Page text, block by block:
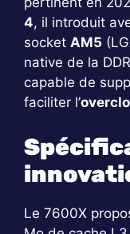
4, il introduit
socket AM5
native de la
capable de
faciliter l’
Le 7600X